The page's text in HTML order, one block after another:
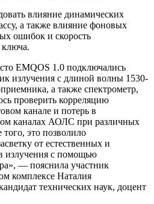
влияние динамических
а также влияние фоновых
ошибок и скорость
ключа.
EMQOS 1.0 подключались
излучения с длиной волны 1530-
а также спектрометр,
проверить корреляцию
канале и потерь в
каналах АОЛС при различных
это позволило
от естественных и
излучения с помощью
— пояснила участник
комплексе Наталия
технических наук, доцент